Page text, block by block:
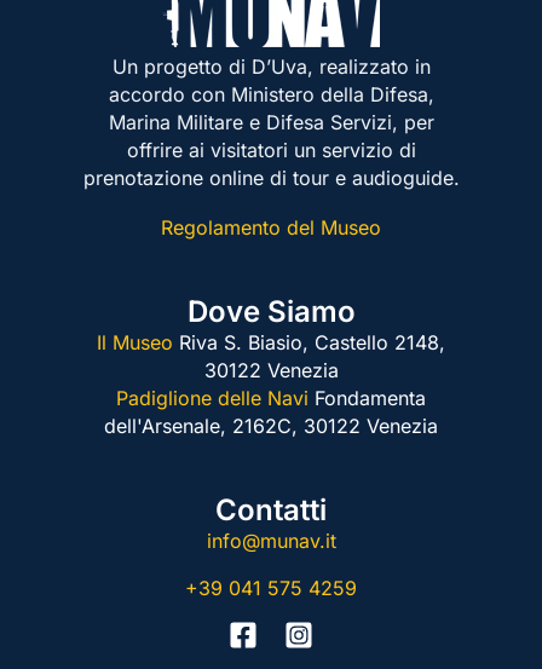
Un progetto di D’Uva, realizzato in
accordo con Ministero della Difesa,
Marina Militare e Difesa Servizi, per
offrire ai visitatori un servizio di
prenotazione online di tour e audioguide.
Regolamento del Museo
Dove Siamo
Il Museo Riva S. Biasio, Castello 2148,
30122 Venezia
Padiglione delle Navi Fondamenta
dell'Arsenale, 2162C, 30122 Venezia
Contatti
info@munav.it
+39 041 575 4259